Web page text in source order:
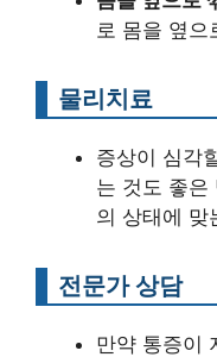
로 몸을 옆으
물리치료
증상이 심각
는 것도 좋은
의 상태에 맞
전문가 상담
만약 통증이